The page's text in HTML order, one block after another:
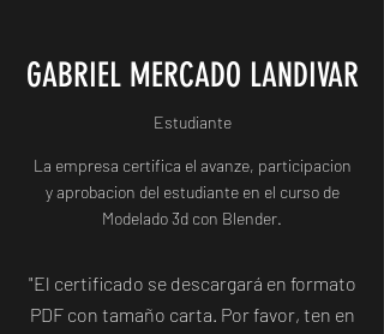
GABRIEL MERCADO LANDIVAR
Estudiante
La empresa certifica el avanze, participacion
y aprobacion del estudiante en el curso de
Modelado 3d con Blender.
"El certificado se descargará en formato
PDF con tamaño carta. Por favor, ten en